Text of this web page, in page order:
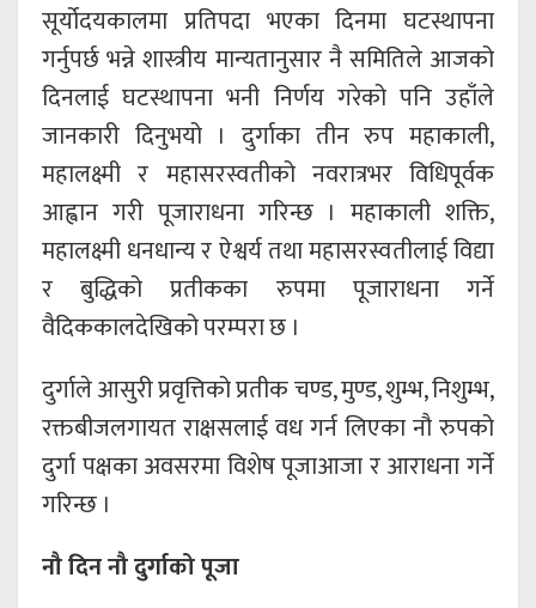
सूर्योदयकालमा प्रतिपदा भएका दिनमा घटस्थापना
गर्नुपर्छ भन्ने शास्त्रीय मान्यतानुसार नै समितिले आजको
दिनलाई घटस्थापना भनी निर्णय गरेको पनि उहाँले
जानकारी दिनुभयो । दुर्गाका तीन रुप महाकाली,
महालक्ष्मी र महासरस्वतीको नवरात्रभर विधिपूर्वक
आह्वान गरी पूजाराधना गरिन्छ । महाकाली शक्ति,
महालक्ष्मी धनधान्य र ऐश्वर्य तथा महासरस्वतीलाई विद्या
र बुद्धिको प्रतीकका रुपमा पूजाराधना गर्ने
वैदिककालदेखिको परम्परा छ ।
दुर्गाले आसुरी प्रवृत्तिको प्रतीक चण्ड, मुण्ड, शुम्भ, निशुम्भ,
रक्तबीजलगायत राक्षसलाई वध गर्न लिएका नौ रुपको
दुर्गा पक्षका अवसरमा विशेष पूजाआजा र आराधना गर्ने
गरिन्छ ।
नौ दिन नौ दुर्गाको पूजा